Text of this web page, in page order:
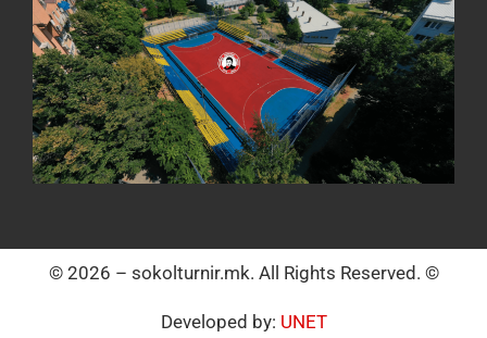
© 2026 – sokolturnir.mk. All Rights Reserved. ©
Developed by: UNET